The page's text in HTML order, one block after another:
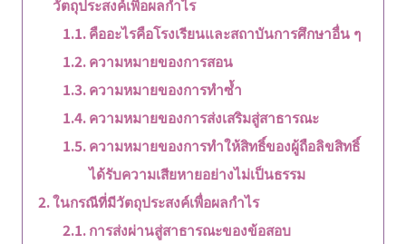
วัตถุประสงค์เพื่อผลกำไร
คืออะไรคือโรงเรียนและสถาบันการศึกษาอื่น ๆ
ความหมายของการสอน
ความหมายของการทำซ้ำ
ความหมายของการส่งเสริมสู่สาธารณะ
ความหมายของการทำให้สิทธิ์ของผู้ถือลิขสิทธิ์
ได้รับความเสียหายอย่างไม่เป็นธรรม
ในกรณีที่มีวัตถุประสงค์เพื่อผลกำไร
การส่งผ่านสู่สาธารณะของข้อสอบ